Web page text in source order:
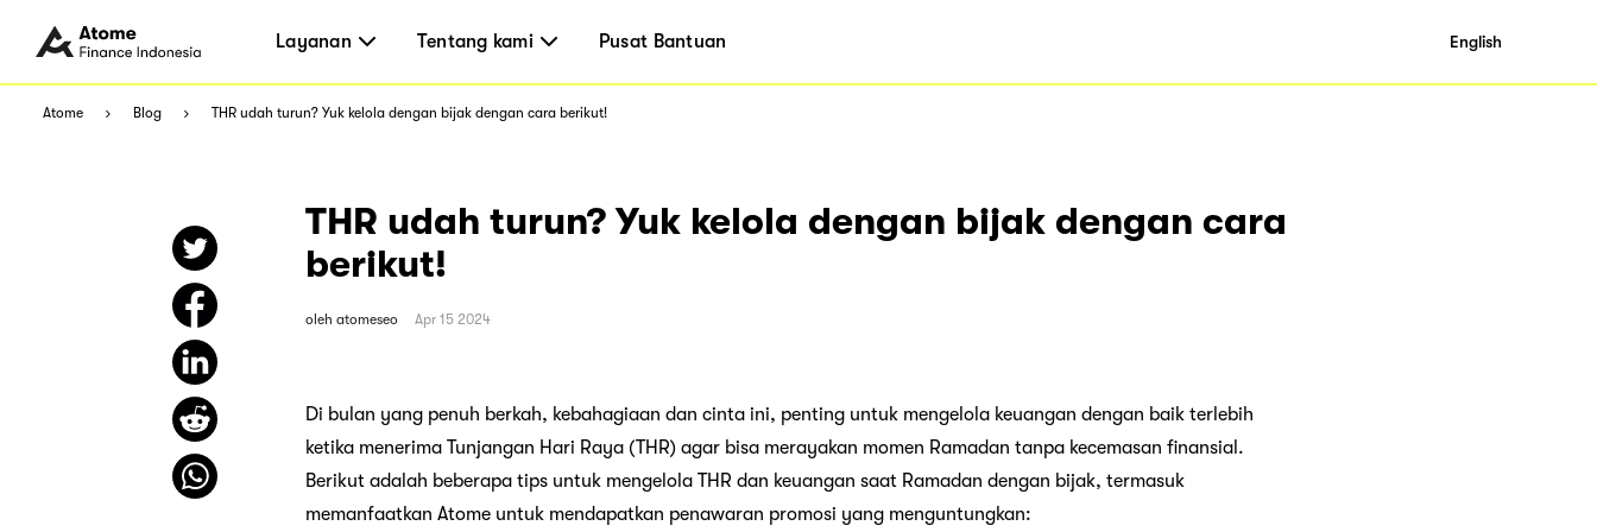
Layanan Tentang kami Pusat Bantuan English
Atome Blog THR udah turun? Yuk kelola dengan bijak dengan cara berikut!
THR udah turun? Yuk kelola dengan bijak dengan cara
berikut!
oleh atomeseo Apr 15 2024
Di bulan yang penuh berkah, kebahagiaan dan cinta ini, penting untuk mengelola keuangan dengan baik terlebih
ketika menerima Tunjangan Hari Raya (THR) agar bisa merayakan momen Ramadan tanpa kecemasan finansial.
Berikut adalah beberapa tips untuk mengelola THR dan keuangan saat Ramadan dengan bijak, termasuk
memanfaatkan Atome untuk mendapatkan penawaran promosi yang menguntungkan: